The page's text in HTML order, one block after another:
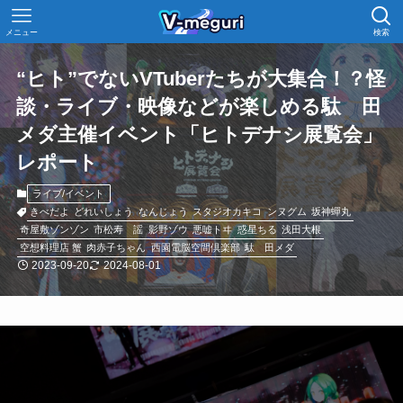
検索
メニュー
“ヒト”でないVTuberたちが大集合！？怪
談・ライブ・映像などが楽しめる駄ゞ田
メダ主催イベント「ヒトデナシ展覧会」
レポート
ライブ/イベント
きべだよ どれいしょう なんじょう スタジオカキコ ンヌグム 坂神蟬丸
奇屋敷ゾンゾン 市松寿ゞ謡 影野ゾウ 悪嘘トヰ 惑星ちる 浅田大根
空想料理店 蟹 肉赤子ちゃん 西園電脳空間倶楽部 駄ゞ田メダ
2023-09-20 2024-08-01